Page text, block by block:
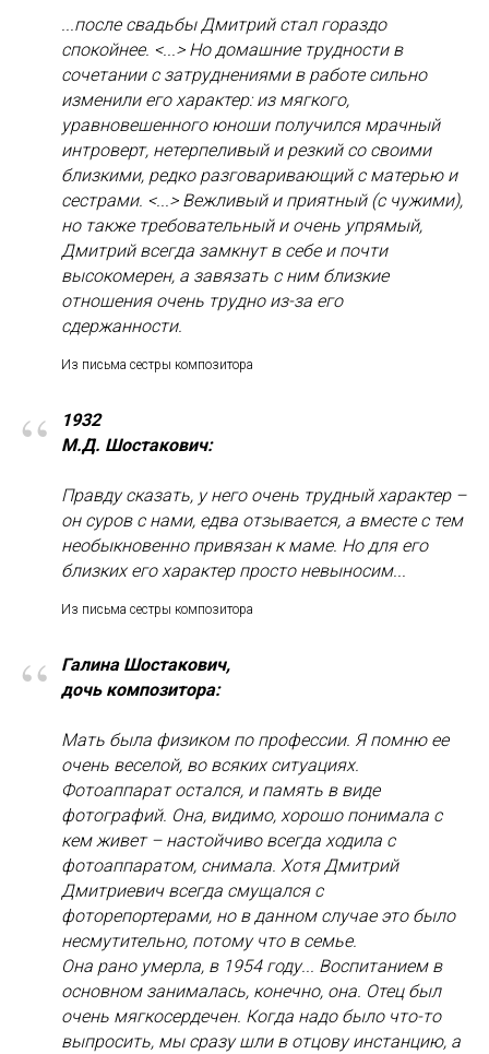
...после свадьбы Дмитрий стал гораздо
спокойнее. <...> Но домашние трудности в
сочетании с затруднениями в работе сильно
изменили его характер: из мягкого,
уравновешенного юноши получился мрачный
интроверт, нетерпеливый и резкий со своими
близкими, редко разговаривающий с матерью и
сестрами. <...> Вежливый и приятный (с чужими),
но также требовательный и очень упрямый,
Дмитрий всегда замкнут в себе и почти
высокомерен, а завязать с ним близкие
отношения очень трудно из-за его
сдержанности.
Из письма сестры композитора
“
1932
М.Д. Шостакович:
Правду сказать, у него очень трудный характер –
он суров с нами, едва отзывается, а вместе с тем
необыкновенно привязан к маме. Но для его
близких его характер просто невыносим...
Из письма сестры композитора
“
Галина Шостакович,
дочь композитора:
Мать была физиком по профессии. Я помню ее
очень веселой, во всяких ситуациях.
Фотоаппарат остался, и память в виде
фотографий. Она, видимо, хорошо понимала с
кем живет – настойчиво всегда ходила с
фотоаппаратом, снимала. Хотя Дмитрий
Дмитриевич всегда смущался с
фоторепортерами, но в данном случае это было
несмутительно, потому что в семье.
Она рано умерла, в 1954 году... Воспитанием в
основном занималась, конечно, она. Отец был
очень мягкосердечен. Когда надо было что-то
выпросить, мы сразу шли в отцову инстанцию, а